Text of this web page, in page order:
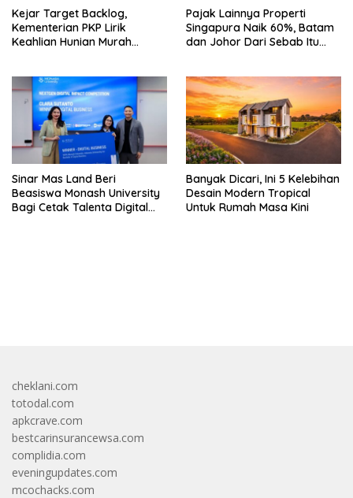
Kejar Target Backlog,
Kementerian PKP Lirik
Keahlian Hunian Murah
Pajak Lainnya Properti
Singapura Naik 60%, Batam
dan Johor Dari Sebab Itu
Sinar Mas Land Beri
Beasiswa Monash University
Bagi Cetak Talenta Digital
Banyak Dicari, Ini 5 Kelebihan
Desain Modern Tropical
Untuk Rumah Masa Kini
cheklani.com
totodal.com
apkcrave.com
bestcarinsurancewsa.com
complidia.com
eveningupdates.com
mcochacks.com